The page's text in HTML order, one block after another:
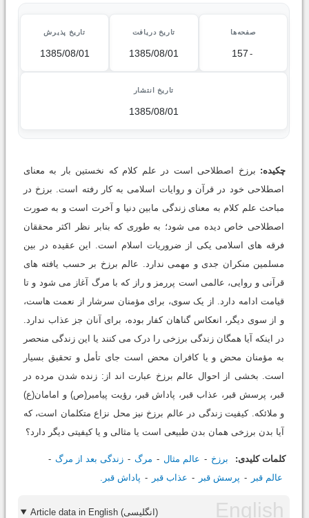
صفحه‌ها
157 -
تاریخ دریافت
1385/08/01
تاریخ پذیرش
1385/08/01
تاریخ انتشار
1385/08/01
چکیده: برزخ اصطلاحى است در علم کلام که نخستین بار به معناى
اصطلاحى خود در قرآن و روایات اسلامى به کار رفته است. برزخ در
مباحث علم کلام به معناى زندگى مابین دنیا و آخرت است و به صورت
اصطلاحى خاص دیده مى شود؛ به طورى که بنابر نظر اکثر محققان
فرقه هاى اسلامى یکى از ضروریات اسلام است. این عقیده در بین
مسلمین منکران جدى و مهمى ندارد. عالم برزخ بر حسب یافته هاى
قرآنى و روایى، عالمى است پررمز و راز که با مرگ آغاز مى شود و تا
قیامت ادامه دارد. از یک سوى، براى مؤمنان سرشار از نعمت هاست،
و از سوى دیگر، انعکاس گناهان کفار بوده، براى آنان جز عذاب ندارد.
در اینکه آیا همگان زندگى برزخى را درک مى کنند یا این زندگى منحصر
به مؤمنان محض و یا کافران محض است جاى تأمل و تحقیق بسیار
است. بخشى از احوال عالم برزخ عبارت اند از: زنده شدن مرده در
قبر، پرسش قبر، عذاب قبر، پاداش قبر، رؤیت پیامبر(ص) و امامان(ع)
و ملائکه. کیفیت زندگى در عالم برزخ نیز محل نزاع متکلمان است، که
آیا بدن برزخى همان بدن طبیعى است یا مثالى و یا کیفیتى دیگر دارد؟
کلمات کلیدی: برزخ عالم مثال مرگ
زندگى بعد از مرگ
عالم قبر
پرسش قبر عذاب قبر پاداش قبر.
Article data in English (انگلیسی)